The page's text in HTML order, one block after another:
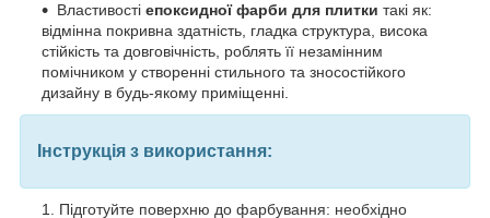
Властивості епоксидної фарби для плитки такі як:
відмінна покривна здатність, гладка структура, висока
стійкість та довговічність, роблять її незамінним
помічником у створенні стильного та зносостійкого
дизайну в будь-якому приміщенні.
Інструкція з використання:
Підготуйте поверхню до фарбування: необхідно